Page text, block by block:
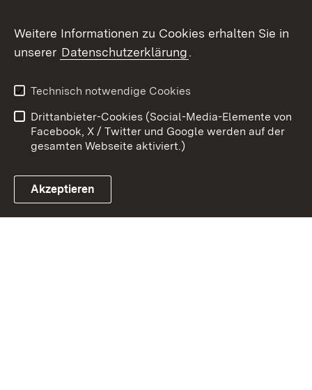
Link zum Landesportal
Kontakt
Datenschutz
Barrierefreiheit
Impressum
Cookies
Weitere Informationen zu Cookies erhalten Sie in
unserer Datenschutzerklärung.
Technisch notwendige Cookies
Drittanbieter-Cookies (Social-Media-Elemente von
Facebook, X / Twitter und Google werden auf der
gesamten Webseite aktiviert.)
Akzeptieren